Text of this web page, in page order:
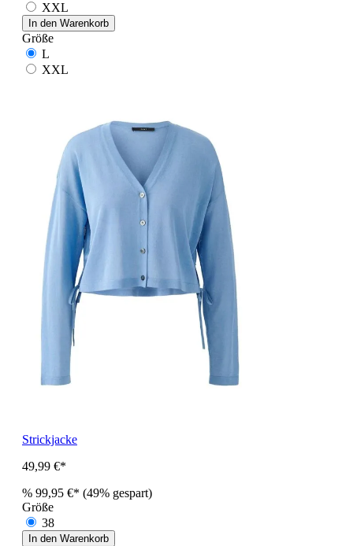
XXL
In den Warenkorb
Größe
L
XXL
Strickjacke
49,99 €*
% 99,95 €* (49% gespart)
Größe
38
In den Warenkorb